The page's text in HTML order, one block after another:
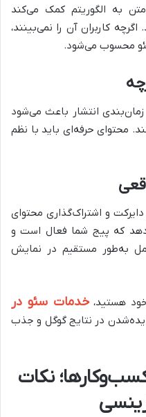
به الگوریتم کمک می‌کند
کاربران آن را نمی‌بینند،
سئو محسوب می‌شود.
انتشار باعث می‌شود
محتوای حرفه‌ای باید با نظم
و اشتراک‌گذاری محتوای
که پیج شما فعال است و
به‌طور مستقیم در نمایش
هستید،خدمات سئو در
در نتایج گوگل و جذب
نکات